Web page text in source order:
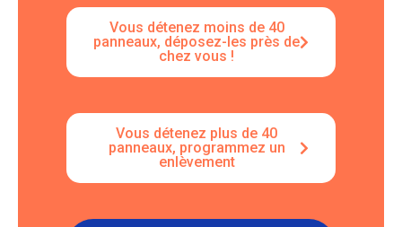
Vous détenez moins de 40
panneaux, déposez-les près de
chez vous !
Vous détenez plus de 40
panneaux, programmez un
enlèvement